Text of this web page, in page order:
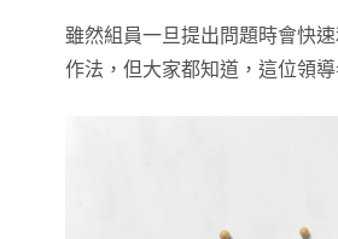
雖然組員一旦提出問題時會快
作法，但大家都知道，這位領